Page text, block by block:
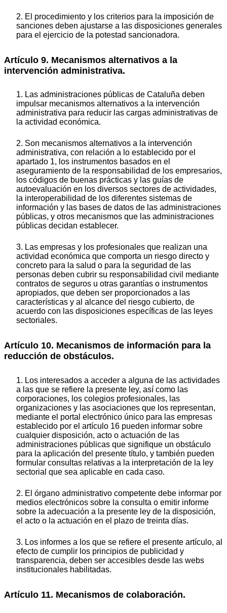
2. El procedimiento y los criterios para la imposición de
sanciones deben ajustarse a las disposiciones generales
para el ejercicio de la potestad sancionadora.
Artículo 9. Mecanismos alternativos a la
intervención administrativa.
1. Las administraciones públicas de Cataluña deben
impulsar mecanismos alternativos a la intervención
administrativa para reducir las cargas administrativas de
la actividad económica.
2. Son mecanismos alternativos a la intervención
administrativa, con relación a lo establecido por el
apartado 1, los instrumentos basados en el
aseguramiento de la responsabilidad de los empresarios,
los códigos de buenas prácticas y las guías de
autoevaluación en los diversos sectores de actividades,
la interoperabilidad de los diferentes sistemas de
información y las bases de datos de las administraciones
públicas, y otros mecanismos que las administraciones
públicas decidan establecer.
3. Las empresas y los profesionales que realizan una
actividad económica que comporta un riesgo directo y
concreto para la salud o para la seguridad de las
personas deben cubrir su responsabilidad civil mediante
contratos de seguros u otras garantías o instrumentos
apropiados, que deben ser proporcionados a las
características y al alcance del riesgo cubierto, de
acuerdo con las disposiciones específicas de las leyes
sectoriales.
Artículo 10. Mecanismos de información para la
reducción de obstáculos.
1. Los interesados a acceder a alguna de las actividades
a las que se refiere la presente ley, así como las
corporaciones, los colegios profesionales, las
organizaciones y las asociaciones que los representan,
mediante el portal electrónico único para las empresas
establecido por el artículo 16 pueden informar sobre
cualquier disposición, acto o actuación de las
administraciones públicas que signifique un obstáculo
para la aplicación del presente título, y también pueden
formular consultas relativas a la interpretación de la ley
sectorial que sea aplicable en cada caso.
2. El órgano administrativo competente debe informar por
medios electrónicos sobre la consulta o emitir informe
sobre la adecuación a la presente ley de la disposición,
el acto o la actuación en el plazo de treinta días.
3. Los informes a los que se refiere el presente artículo, al
efecto de cumplir los principios de publicidad y
transparencia, deben ser accesibles desde las webs
institucionales habilitadas.
Artículo 11. Mecanismos de colaboración.